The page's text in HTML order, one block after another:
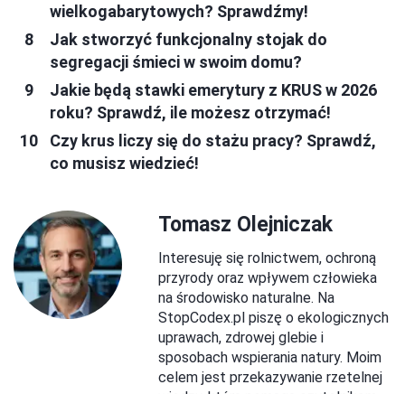
wielkogabarytowych? Sprawdźmy!
Jak stworzyć funkcjonalny stojak do
segregacji śmieci w swoim domu?
Jakie będą stawki emerytury z KRUS w 2026
roku? Sprawdź, ile możesz otrzymać!
Czy krus liczy się do stażu pracy? Sprawdź,
co musisz wiedzieć!
Tomasz Olejniczak
Interesuję się rolnictwem, ochroną
przyrody oraz wpływem człowieka
na środowisko naturalne. Na
StopCodex.pl piszę o ekologicznych
uprawach, zdrowej glebie i
sposobach wspierania natury. Moim
celem jest przekazywanie rzetelnej